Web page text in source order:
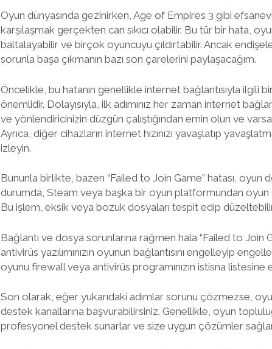
Oyun dünyasında gezinirken, Age of Empires 3 gibi
karşılaşmak gerçekten can sıkıcı olabilir. Bu tür bir hata,
baltalayabilir ve birçok oyuncuyu çıldırtabilir. Ancak
sorunla başa çıkmanın bazı son çarelerini paylaşacağım.
Öncelikle, bu hatanın genellikle internet bağlantısıyla ilgili
önemlidir. Dolayısıyla, ilk adımınız her zaman internet
ve yönlendiricinizin düzgün çalıştığından emin olun ve
Ayrıca, diğer cihazların internet hızınızı yavaşlatıp
izleyin.
Bununla birlikte, bazen “Failed to Join Game” hatası, oyun
durumda, Steam veya başka bir oyun platformundan oyun
Bu işlem, eksik veya bozuk dosyaları tespit edip
Bağlantı ve dosya sorunlarına rağmen hala “Failed to Join
antivirüs yazılımınızın oyunun bağlantısını engelleyip
oyunu firewall veya antivirüs programınızın istisna listesine
Son olarak, eğer yukarıdaki adımlar sorunu çözmezse,
destek kanallarına başvurabilirsiniz. Genellikle, oyun
profesyonel destek sunarlar ve size uygun çözümler